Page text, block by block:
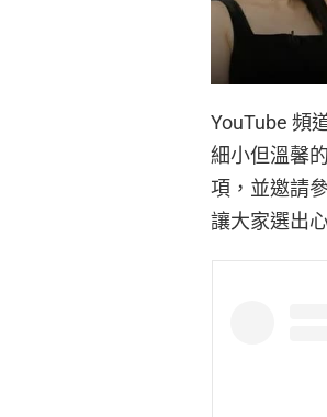
YouTube 頻
細小但溫馨
項，並邀請
讓大家選出